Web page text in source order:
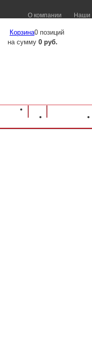
О компании Наши
Корзина0 позиций
на сумму 0 руб.
Оборудование для